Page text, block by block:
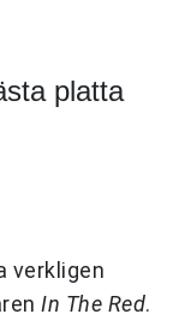
platta
verkligen
In The Red.